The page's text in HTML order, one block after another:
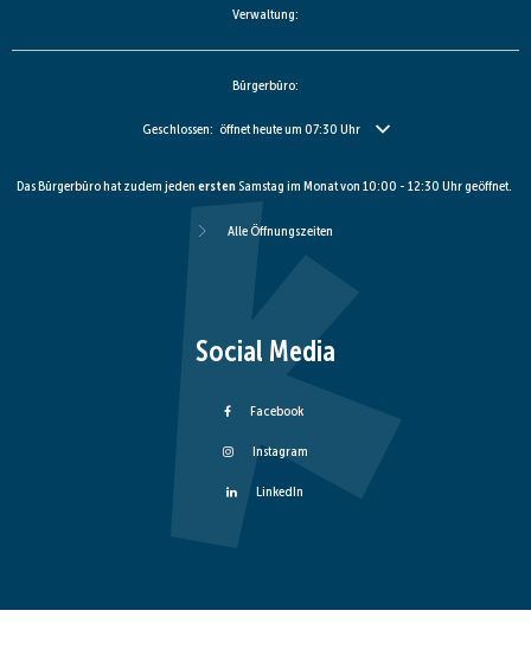
Verwaltung:
Bürgerbüro:
Klicken, um weitere Öffnungs- oder Schließzeiten auszublenden
Geschlossen: öffnet heute um 07:30 Uhr
Das Bürgerbüro hat zudem jeden erstenSamstag im Monat von 10:00 - 12:30 Uhr geöffnet.
Alle Öffnungszeiten
Social Media
Facebook
Instagram
LinkedIn